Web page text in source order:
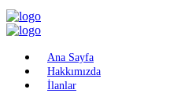
Ana Sayfa
Hakkımızda
İlanlar